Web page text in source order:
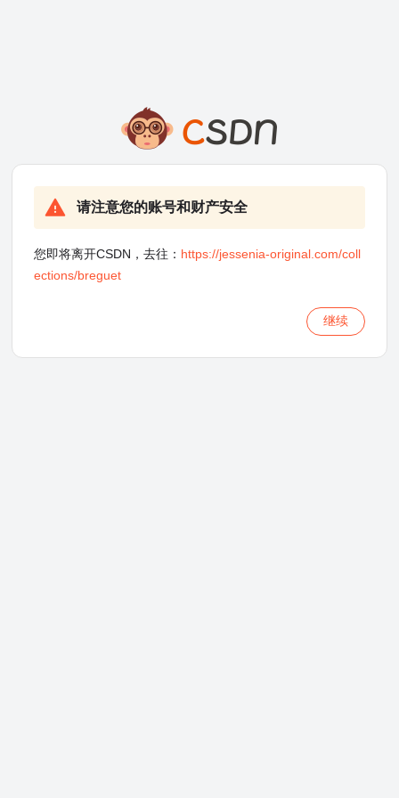
请注意您的账号和财产安全
您即将离开CSDN，去往： https://jessenia-original.com/coll
ections/breguet
继续